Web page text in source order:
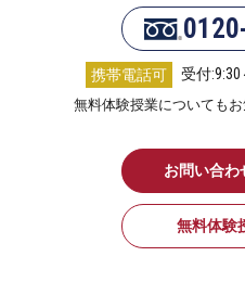
携帯電話可 受付:9:30
無料体験授業についても
お問い合わ
無料体験